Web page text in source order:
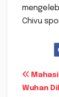
Chivu
Wuhan